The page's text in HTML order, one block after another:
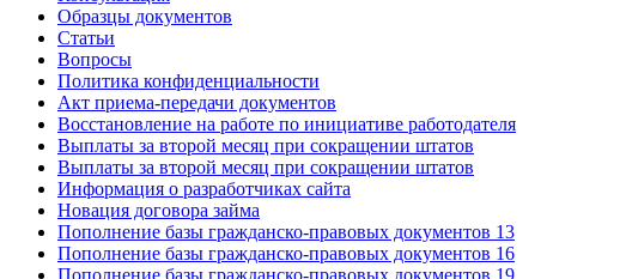
Образцы документов
Статьи
Вопросы
Политика конфиденциальности
Акт приема-передачи документов
Восстановление на работе по инициативе работодателя
Выплаты за второй месяц при сокращении штатов
Выплаты за второй месяц при сокращении штатов
Информация о разработчиках сайта
Новация договора займа
Пополнение базы гражданско-правовых документов 13
Пополнение базы гражданско-правовых документов 16
Пополнение базы гражданско-правовых документов 19